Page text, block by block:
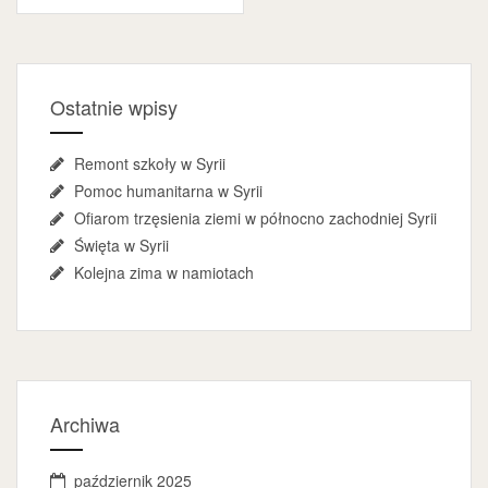
Ostatnie wpisy
Remont szkoły w Syrii
Pomoc humanitarna w Syrii
Ofiarom trzęsienia ziemi w północno zachodniej Syrii
Święta w Syrii
Kolejna zima w namiotach
Archiwa
październik 2025